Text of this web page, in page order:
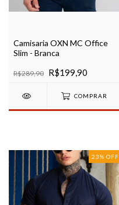
Camisaria OXN MC Office
Slim - Branca
R$289,90 R$199,90
COMPRAR
23% OFF